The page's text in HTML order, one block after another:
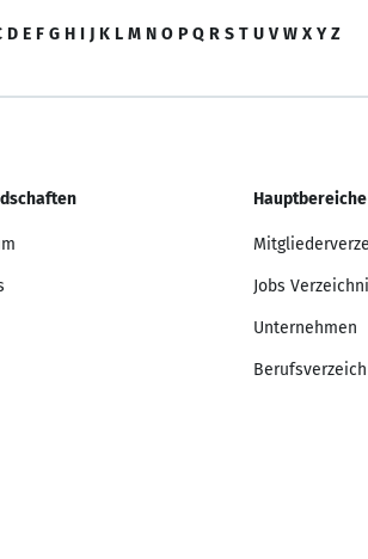
D E F G H I J K L M N O P Q R S T U V W X Y Z
Hauptbereiche
Jobs
Unternehmen